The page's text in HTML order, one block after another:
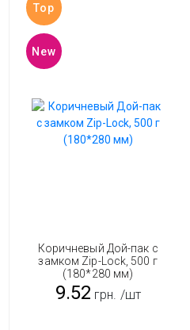
Top
New
Коричневый Дой-пак с
замком Zip-Lock, 500 г
(180*280 мм)
9.52 грн. /шт